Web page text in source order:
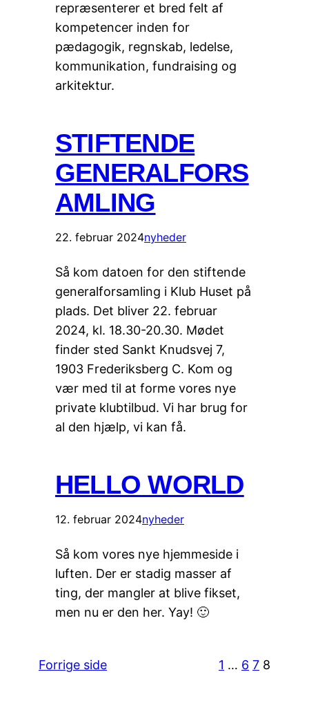
repræsenterer et bred felt af
kompetencer inden for
pædagogik, regnskab, ledelse,
kommunikation, fundraising og
arkitektur.
STIFTENDE
GENERALFORS
AMLING
22. februar 2024nyheder
Så kom datoen for den stiftende
generalforsamling i Klub Huset på
plads. Det bliver 22. februar
2024, kl. 18.30-20.30. Mødet
finder sted Sankt Knudsvej 7,
1903 Frederiksberg C. Kom og
vær med til at forme vores nye
private klubtilbud. Vi har brug for
al den hjælp, vi kan få.
HELLO WORLD
12. februar 2024nyheder
Så kom vores nye hjemmeside i
luften. Der er stadig masser af
ting, der mangler at blive fikset,
men nu er den her. Yay! 🙂
Forrige side 1 … 6 7 8